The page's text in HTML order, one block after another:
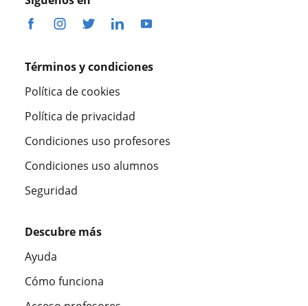
Términos y condiciones
Política de cookies
Política de privacidad
Condiciones uso profesores
Condiciones uso alumnos
Seguridad
Descubre más
Ayuda
Cómo funciona